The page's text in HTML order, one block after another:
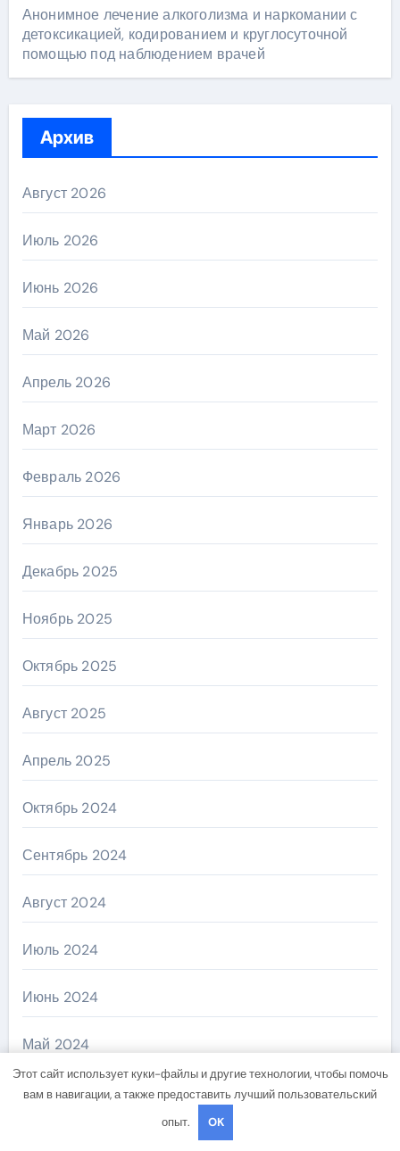
Анонимное лечение алкоголизма и наркомании с
детоксикацией, кодированием и круглосуточной
помощью под наблюдением врачей
Архив
Август 2026
Июль 2026
Июнь 2026
Май 2026
Апрель 2026
Март 2026
Февраль 2026
Январь 2026
Декабрь 2025
Ноябрь 2025
Октябрь 2025
Август 2025
Апрель 2025
Октябрь 2024
Сентябрь 2024
Август 2024
Июль 2024
Июнь 2024
Май 2024
Апрель 2024
Этот сайт использует куки-файлы и другие технологии, чтобы помочь
вам в навигации, а также предоставить лучший пользовательский
опыт.
OK